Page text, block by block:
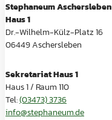
Stephaneum Aschersleben
Haus 1
Dr.-Wilhelm-Külz-Platz 16
06449 Aschersleben
Sekretariat Haus 1
Haus 1 / Raum 110
Tel:(03473) 3736
info@stephaneum.de